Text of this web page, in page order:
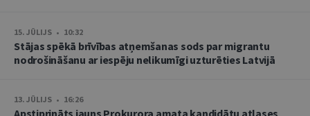
15. JŪLIJS • 10:32
Stājas spēkā brīvības atņemšanas sods par migrantu
nodrošināšanu ar iespēju nelikumīgi uzturēties Latvijā
13. JŪLIJS • 16:26
Apstiprināts jauns Prokurora amata kandidātu atlases